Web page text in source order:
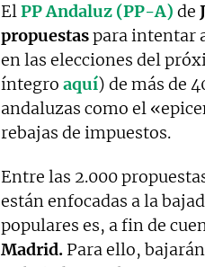
ElPP Andaluz (PP-A) de
propuestaspara intentar
en las elecciones del
íntegro aquí) de más de
andaluzas como el
rebajas de impuestos.
Entre las 2.000
están enfocadas a la
populares es, a fin de
Madrid. Para ello,